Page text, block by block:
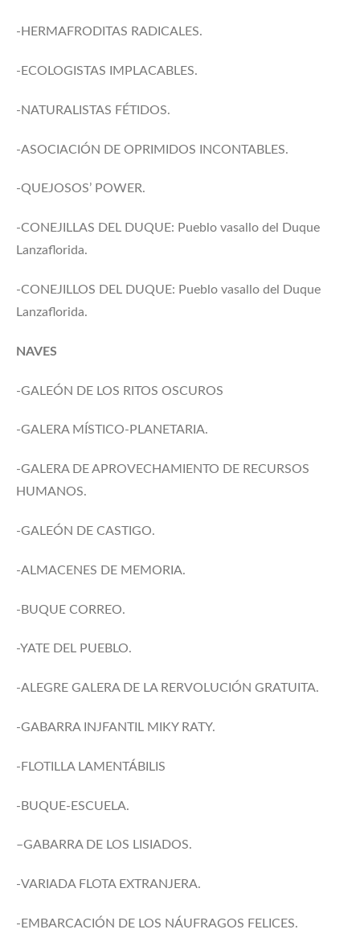
-HERMAFRODITAS RADICALES.
-ECOLOGISTAS IMPLACABLES.
-NATURALISTAS FÉTIDOS.
-ASOCIACIÓN DE OPRIMIDOS INCONTABLES.
-QUEJOSOS’ POWER.
-CONEJILLAS DEL DUQUE: Pueblo vasallo del Duque
Lanzaflorida.
-CONEJILLOS DEL DUQUE: Pueblo vasallo del Duque
Lanzaflorida.
NAVES
-GALEÓN DE LOS RITOS OSCUROS
-GALERA MÍSTICO-PLANETARIA.
-GALERA DE APROVECHAMIENTO DE RECURSOS
HUMANOS.
-GALEÓN DE CASTIGO.
-ALMACENES DE MEMORIA.
-BUQUE CORREO.
-YATE DEL PUEBLO.
-ALEGRE GALERA DE LA RERVOLUCIÓN GRATUITA.
-GABARRA INJFANTIL MIKY RATY.
-FLOTILLA LAMENTÁBILIS
-BUQUE-ESCUELA.
–GABARRA DE LOS LISIADOS.
-VARIADA FLOTA EXTRANJERA.
-EMBARCACIÓN DE LOS NÁUFRAGOS FELICES.